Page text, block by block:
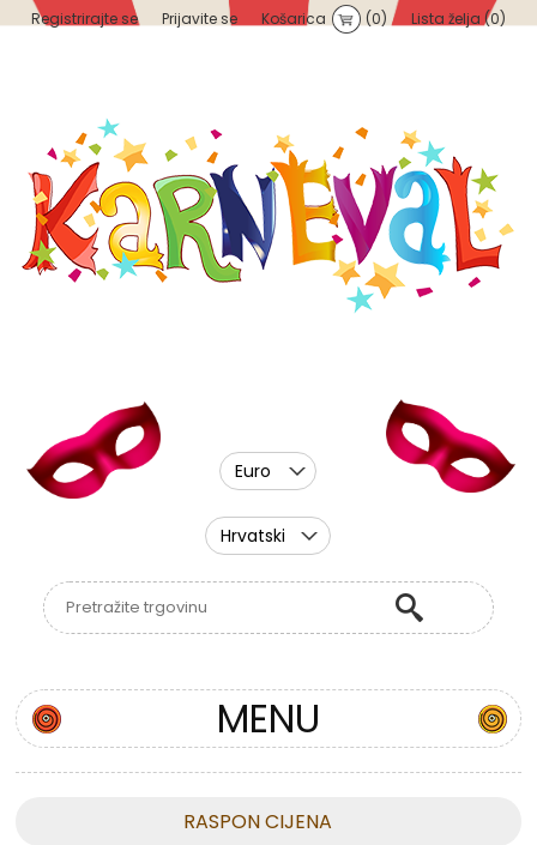
Registrirajte se Prijavite se Košarica (0) Lista želja (0)
Euro
Hrvatski
MENU
RASPON CIJENA